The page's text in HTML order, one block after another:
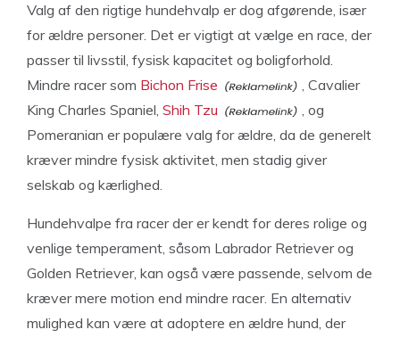
Valg af den rigtige hundehvalp er dog afgørende, især
for ældre personer. Det er vigtigt at vælge en race, der
passer til livsstil, fysisk kapacitet og boligforhold.
Mindre racer som Bichon Frise
, Cavalier
King Charles Spaniel, Shih Tzu
, og
Pomeranian er populære valg for ældre, da de generelt
kræver mindre fysisk aktivitet, men stadig giver
selskab og kærlighed.
Hundehvalpe fra racer der er kendt for deres rolige og
venlige temperament, såsom Labrador Retriever og
Golden Retriever, kan også være passende, selvom de
kræver mere motion end mindre racer. En alternativ
mulighed kan være at adoptere en ældre hund, der